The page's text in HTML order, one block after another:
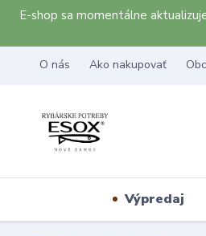
E-shop sa momentálne
O nás Ako nakupovať
Výpredaj